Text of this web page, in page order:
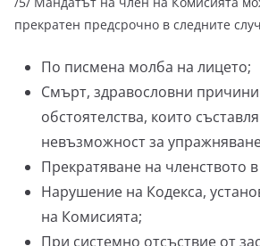
прекратен предсрочно в следните
По писмена молба на лицето;
Смърт, здравословни
обстоятелства, които
невъзможност за
Прекратяване на членството
Нарушение на Кодекса,
на Комисията;
При системно отсъствие от